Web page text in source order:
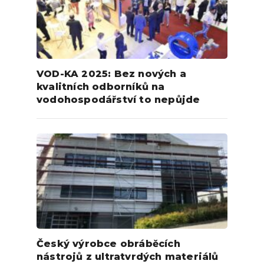
VOD-KA 2025: Bez nových a
kvalitních odborníků na
vodohospodářství to nepůjde
Český výrobce obráběcích
nástrojů z ultratvrdých materiálů